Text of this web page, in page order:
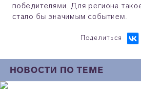
победителями. Для региона
стало бы значимым событием.
Поделиться
НОВОСТИ ПО ТЕМЕ